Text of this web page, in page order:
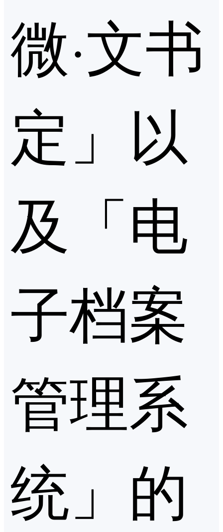
微·文书
定」以
及「电
子档案
管理系
统」的